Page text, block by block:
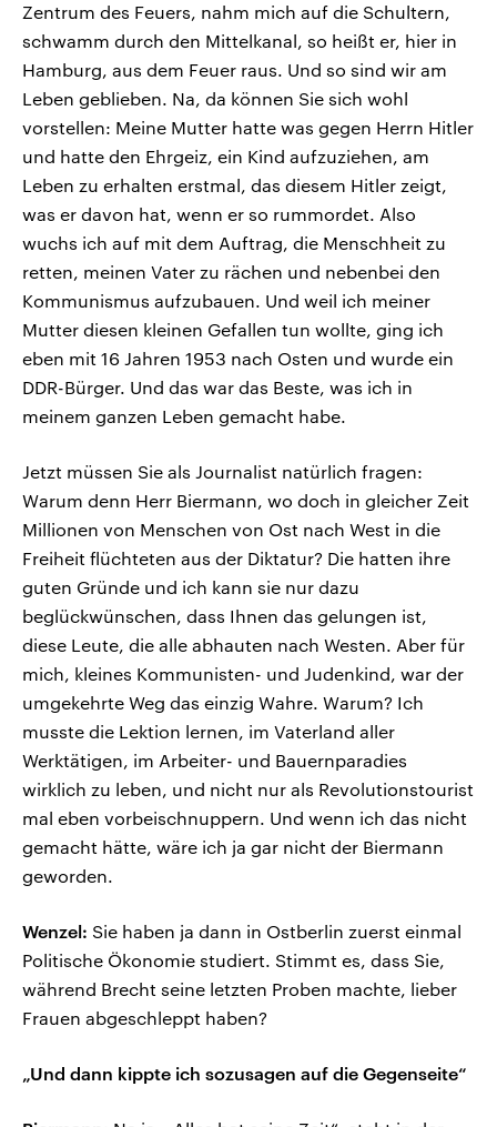
Zentrum des Feuers, nahm mich auf die Schultern,
schwamm durch den Mittelkanal, so heißt er, hier in
Hamburg, aus dem Feuer raus. Und so sind wir am
Leben geblieben. Na, da können Sie sich wohl
vorstellen: Meine Mutter hatte was gegen Herrn Hitler
und hatte den Ehrgeiz, ein Kind aufzuziehen, am
Leben zu erhalten erstmal, das diesem Hitler zeigt,
was er davon hat, wenn er so rummordet. Also
wuchs ich auf mit dem Auftrag, die Menschheit zu
retten, meinen Vater zu rächen und nebenbei den
Kommunismus aufzubauen. Und weil ich meiner
Mutter diesen kleinen Gefallen tun wollte, ging ich
eben mit 16 Jahren 1953 nach Osten und wurde ein
DDR-Bürger. Und das war das Beste, was ich in
meinem ganzen Leben gemacht habe.
Jetzt müssen Sie als Journalist natürlich fragen:
Warum denn Herr Biermann, wo doch in gleicher Zeit
Millionen von Menschen von Ost nach West in die
Freiheit flüchteten aus der Diktatur? Die hatten ihre
guten Gründe und ich kann sie nur dazu
beglückwünschen, dass Ihnen das gelungen ist,
diese Leute, die alle abhauten nach Westen. Aber für
mich, kleines Kommunisten- und Judenkind, war der
umgekehrte Weg das einzig Wahre. Warum? Ich
musste die Lektion lernen, im Vaterland aller
Werktätigen, im Arbeiter- und Bauernparadies
wirklich zu leben, und nicht nur als Revolutionstourist
mal eben vorbeischnuppern. Und wenn ich das nicht
gemacht hätte, wäre ich ja gar nicht der Biermann
geworden.
Wenzel: Sie haben ja dann in Ostberlin zuerst einmal
Politische Ökonomie studiert. Stimmt es, dass Sie,
während Brecht seine letzten Proben machte, lieber
Frauen abgeschleppt haben?
„Und dann kippte ich sozusagen auf die Gegenseite“